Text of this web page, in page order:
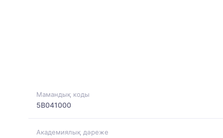
Мамандық коды
5B041000
Академиялық дәреже